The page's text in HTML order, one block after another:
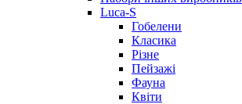
Luca-S
Гобелени
Класика
Різне
Пейзажі
Фауна
Квіти